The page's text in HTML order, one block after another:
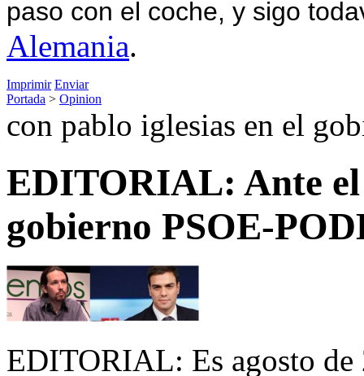
paso con el coche, y sigo
Alemania.
Imprimir Enviar
Portada > Opinion
con pablo iglesias en el
EDITORIAL: Ante
gobierno PSOE-
EDITORIAL: Es agosto de